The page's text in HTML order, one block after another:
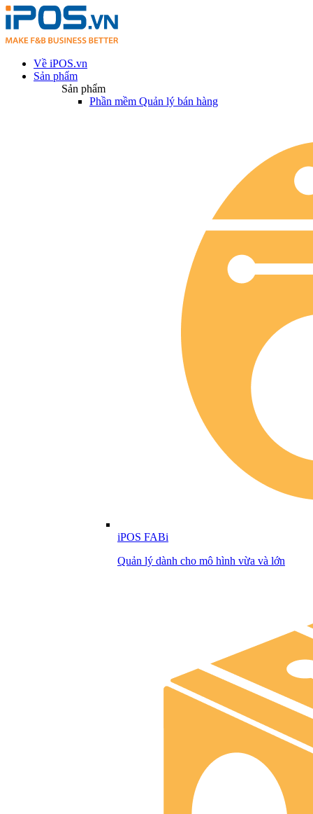
Về iPOS.vn
Sản phẩm
Sản phẩm
Phần mềm Quản lý bán hàng
iPOS FABi
Quản lý dành cho mô hình vừa và lớn